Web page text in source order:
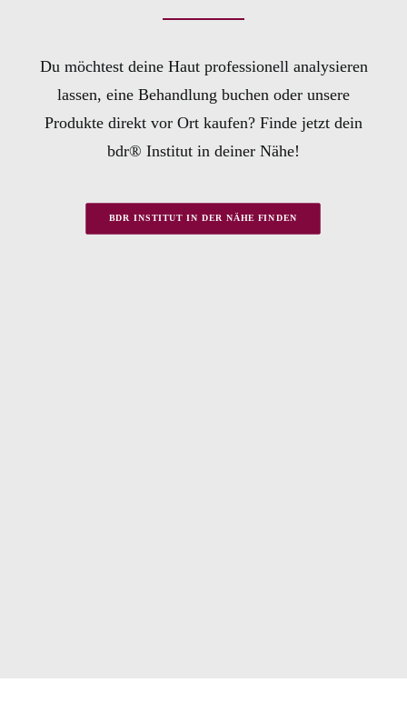
Du möchtest deine Haut professionell analysieren
lassen, eine Behandlung buchen oder unsere
Produkte direkt vor Ort kaufen? Finde jetzt dein
bdr® Institut in deiner Nähe!
BDR INSTITUT IN DER NÄHE FINDEN